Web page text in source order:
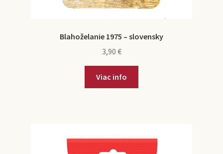
Blahoželanie 1975 – slovensky
3,90 €
Viac info